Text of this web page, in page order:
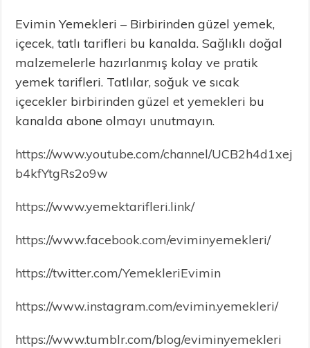
Evimin Yemekleri – Birbirinden güzel yemek,
içecek, tatlı tarifleri bu kanalda. Sağlıklı doğal
malzemelerle hazırlanmış kolay ve pratik
yemek tarifleri. Tatlılar, soğuk ve sıcak
içecekler birbirinden güzel et yemekleri bu
kanalda abone olmayı unutmayın.
https://www.youtube.com/channel/UCB2h4d1xej
b4kfYtgRs2o9w
https://www.yemektarifleri.link/
https://www.facebook.com/eviminyemekleri/
https://twitter.com/YemekleriEvimin
https://www.instagram.com/evimin.yemekleri/
https://www.tumblr.com/blog/eviminyemekleri